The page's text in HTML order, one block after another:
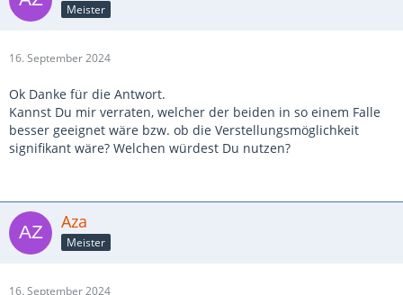
Meister
16. September 2024
Ok Danke für die Antwort.
Kannst Du mir verraten, welcher der beiden in so einem Falle
besser geeignet wäre bzw. ob die Verstellungsmöglichkeit
signifikant wäre? Welchen würdest Du nutzen?
Aza
Meister
16. September 2024